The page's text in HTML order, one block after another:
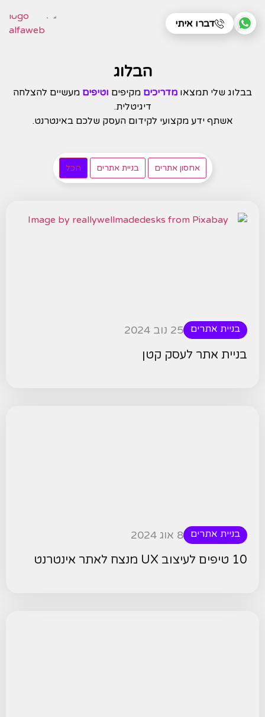
דברו איתי
הבלוג
בבלוג שלי תמצאו מדריכים מקיפים וטיפים מעשיים להצלחה
דיגיטלית.
אשתף ידע מקצועי לקידום העסק שלכם באינטרנט.
אחסון אתרים בניית אתרים הכל
בניית אתרים 25 נוב 2024
בניית אתר לעסק קטן
בניית אתרים 8 אוג 2024
10 טיפים לעיצוב UX מנצח לאתר אינטרנט